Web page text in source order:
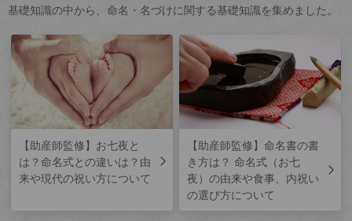
基礎知識の中から、命名・名づけに関する基礎知識を集めました。
【助産師監修】お七夜と
は？命名式との違いは？由
来や現代の祝い方について
【助産師監修】命名書の書
き方は？ 命名式（お七
夜）の由来や食事、内祝い
の選び方について